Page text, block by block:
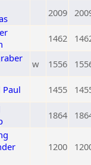
2009
1462
w 1556
Paul 1455
1864
1200